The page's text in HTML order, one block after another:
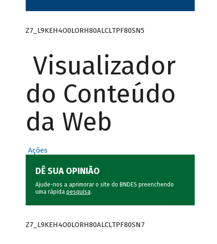
Z7_L9KEH4O0LORH80ALCLTPF80SN5
Visualizador
do Conteúdo
da Web
Ações
DÊ SUA OPINIÃO
Ajude-nos a aprimorar o site do BNDES preenchendo
uma rápida pesquisa.
Z7_L9KEH4O0LORH80ALCLTPF80SN7